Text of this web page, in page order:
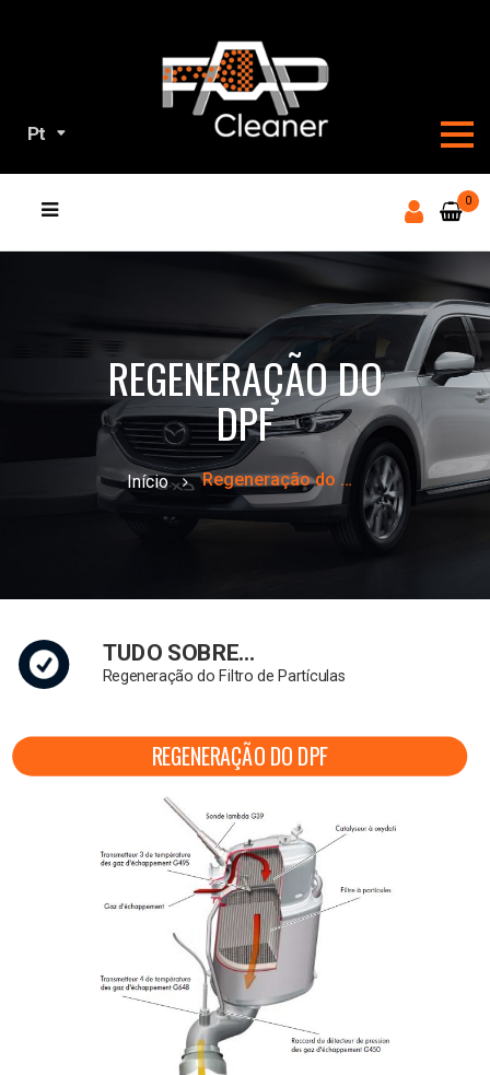
Pt
0
REGENERAÇÃO DO
DPF
Início Regeneração do DPF
TUDO SOBRE…
Regeneração do Filtro de Partículas
REGENERAÇÃO DO DPF